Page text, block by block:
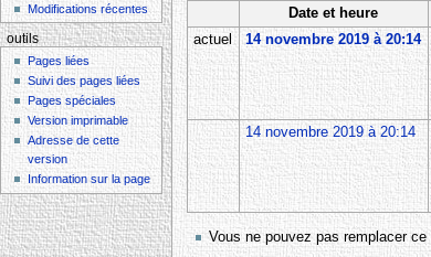
Date et heure
actuel
14 novembre 2019 à 20:14
14 novembre 2019 à 20:14
Vous ne pouvez pas remplacer ce
Modifications récentes
outils
Pages liées
Suivi des pages liées
Pages spéciales
Version imprimable
Adresse de cette
version
Information sur la page